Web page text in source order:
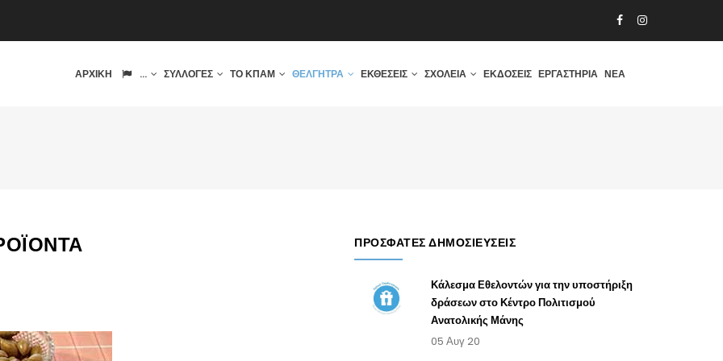
ΑΡΧΙΚΉ ... ΣΥΛΛΟΓΈΣ ΤΟ ΚΠΑΜ ΘΈΛΓΗΤΡΑ ΕΚΘΈΣΕΙΣ ΣΧΟΛΕΊΑ ΕΚΔΌΣΕΙΣ ΕΡΓΑΣΤΉΡΙΑ ΝΈΑ
ΠΡΌΣΦΑΤΕΣ ΔΗΜΟΣΙΕΎΣΕΙΣ
Κάλεσμα Εθελοντών για την υποστήριξη
δράσεων στο Κέντρο Πολιτισμού
Ανατολικής Μάνης
05 Αυγ 20